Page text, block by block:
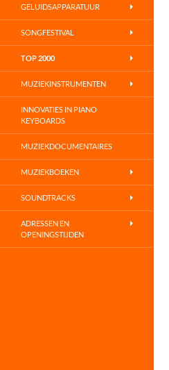
GELUIDSAPPARATUUR
SONGFESTIVAL
TOP 2000
MUZIEKINSTRUMENTEN
INNOVATIES IN PIANO
KEYBOARDS
MUZIEKDOCUMENTAIRES
MUZIEKBOEKEN
SOUNDTRACKS
ADRESSEN EN
OPENINGSTIJDEN